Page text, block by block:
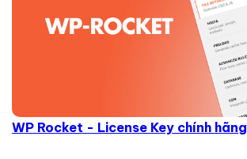
WP Rocket - License Key chính hãng